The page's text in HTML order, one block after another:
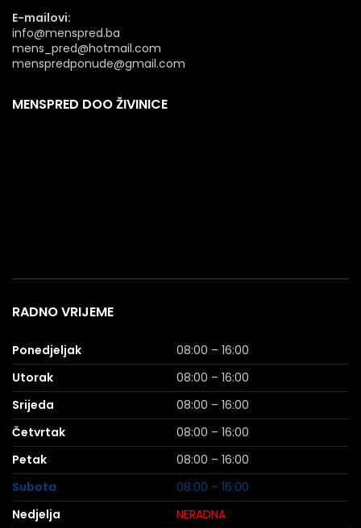
E-mailovi:
info@menspred.ba
mens_pred@hotmail.com
menspredponude@gmail.com
MENSPRED DOO ŽIVINICE
RADNO VRIJEME
Ponedjeljak
08:00 – 16:00
Utorak
08:00 – 16:00
Srijeda
08:00 – 16:00
Četvrtak
08:00 – 16:00
Petak
08:00 – 16:00
Subota
08:00 – 16:00
Nedjelja
NERADNA